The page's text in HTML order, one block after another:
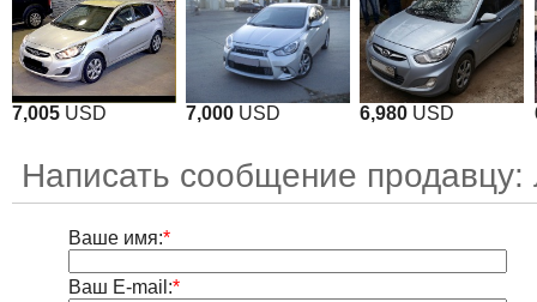
7,005 USD 7,000 USD 6,980 USD
Написать сообщение продавцу:
Ваше имя:*
Ваш E-mail:*